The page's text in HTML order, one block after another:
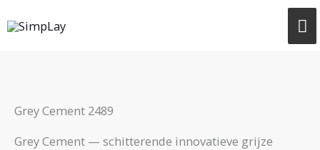
naar
Grey Cement 2489
Grey Cement — schitterende innovatieve grijze